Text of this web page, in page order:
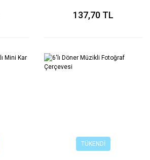
137,70 TL
TÜKENDİ